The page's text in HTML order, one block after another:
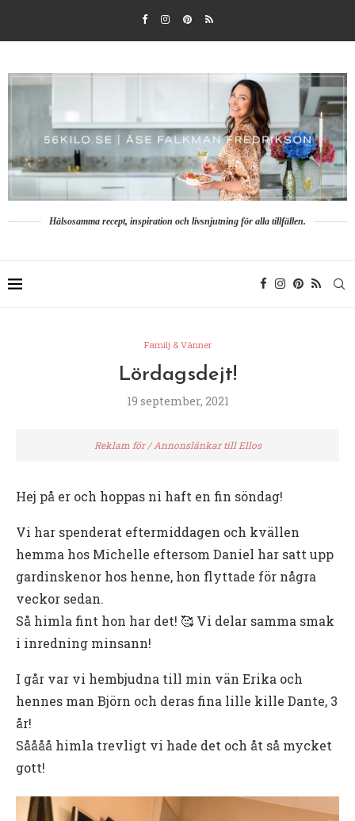
Hälsosamma recept, inspiration och livsnjutning för alla tillfällen.
Familj & Vänner
Lördagsdejt!
19 september, 2021
Reklam för / Annonslänkar till Ellos
Hej på er och hoppas ni haft en fin söndag!
Vi har spenderat eftermiddagen och kvällen
hemma hos Michelle eftersom Daniel har satt upp
gardinskenor hos henne, hon flyttade för några
veckor sedan.
Så himla fint hon har det! 🥰 Vi delar samma smak
i inredning minsann!
I går var vi hembjudna till min vän Erika och
hennes man Björn och deras fina lille kille Dante, 3
år!
Såååå himla trevligt vi hade det och åt så mycket
gott!